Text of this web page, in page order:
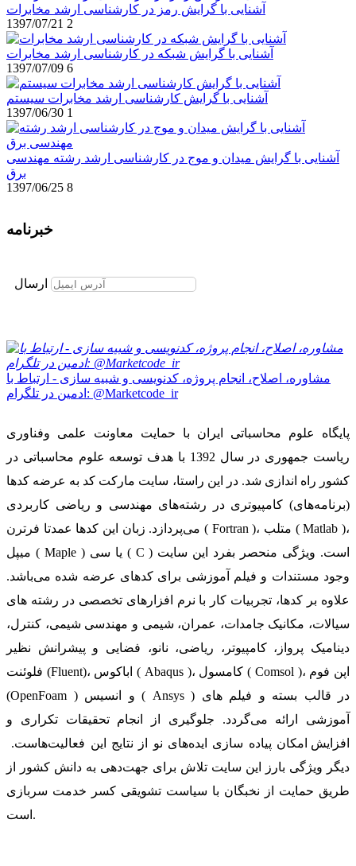
آشنایی با گرایش رمز در کارشناسی ارشد مخابرات
1397/07/21 2
آشنایی با گرایش شبکه در کارشناسی ارشد مخابرات
1397/07/09 6
آشنایی با گرایش کارشناسی ارشد مخابرات سیستم
1397/06/30 1
آشنایی با گرایش میدان و موج در کارشناسی ارشد رشته مهندسی
برق
1397/06/25 8
خبرنامه
ارسال
مشاوره، اصلاح، انجام پروژه، کدنویسی و شبیه سازی - ارتباط با
ادمین در تلگرام: @Marketcode_ir
پایگاه علوم محاسباتی ایران با حمایت معاونت علمی وفناوری
ریاست جمهوری در سال 1392 با هدف توسعه علوم محاسباتی در
کشور راه اندازی شد. در این راستا، سایت مارکت کد به عرضه کدها
(برنامه‌های) کامپیوتری در رشته‌های مهندسی و ریاضی کاربردی
می‌پردازد. زبان این کدها عمدتا فرترن ( Fortran )، متلب ( Matlab )،
میپل ( Maple ) یا سی ( C ) است. ویژگی منحصر بفرد این سایت
وجود مستندات و فیلم آموزشی برای کدهای عرضه شده می‌باشد.
علاوه بر کدها، تجربیات کار با نرم افزارهای تخصصی در رشته های
سیالات، مکانیک جامدات، عمران، شیمی و مهندسی شیمی، کنترل،
دینامیک پرواز، کامپیوتر، ریاضی، نانو، فضایی و پیشرانش نظیر
فلوئنت (Fluent)، اباکوس ( Abaqus )، کامسول ( Comsol )، اپن فوم
(OpenFoam ) و انسیس ( Ansys ) در قالب بسته‌ و فیلم های
آموزشی ارائه می‌گردد. جلوگیری از انجام تحقیقات تکراری و
افزایش امکان پیاده سازی ایده‌های نو از نتایج این فعالیت‌هاست.
دیگر ویژگی بارز این سایت تلاش برای جهت‌دهی به دانش کشور از
طریق حمایت از نخبگان با سیاست تشویقی کسر خدمت سربازی
است.